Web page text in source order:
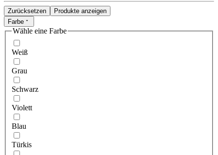
Zurücksetzen
Produkte anzeigen
Farbe
Wähle eine Farbe
Weiß
Grau
Schwarz
Violett
Blau
Türkis